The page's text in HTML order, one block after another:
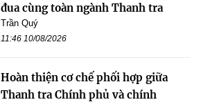
đua cùng toàn ngành Thanh tra
Trần Quý
11:46 10/08/2026
Hoàn thiện cơ chế phối hợp giữa
Thanh tra Chính phủ và chính